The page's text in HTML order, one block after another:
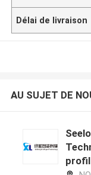
Délai de livraison
AU SUJET DE